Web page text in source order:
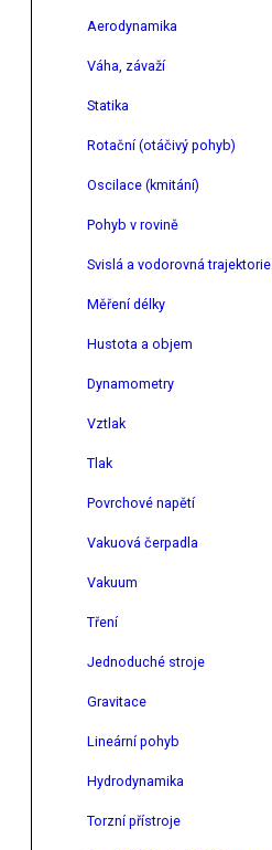
Aerodynamika
Váha, závaží
Statika
Rotační (otáčivý pohyb)
Oscilace (kmitání)
Pohyb v rovině
Svislá a vodorovná trajektorie
Měření délky
Hustota a objem
Dynamometry
Vztlak
Tlak
Povrchové napětí
Vakuová čerpadla
Vakuum
Tření
Jednoduché stroje
Gravitace
Lineární pohyb
Hydrodynamika
Torzní přístroje